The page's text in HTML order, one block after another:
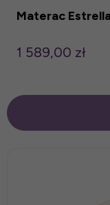
Materac
1 589,00 zł